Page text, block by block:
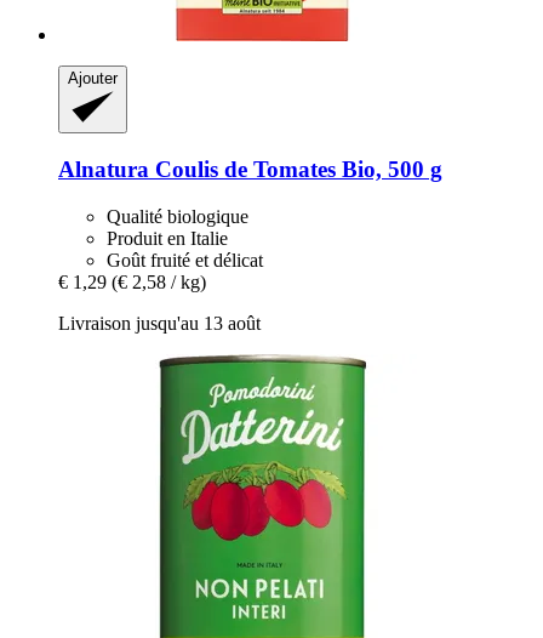
Ajouter
Alnatura Coulis de Tomates Bio, 500 g
Qualité biologique
Produit en Italie
Goût fruité et délicat
€ 1,29 (€ 2,58 / kg)
Livraison jusqu'au 13 août